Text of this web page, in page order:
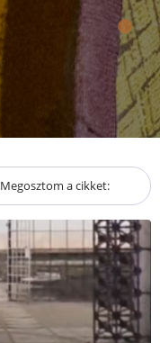
Megosztom a cikket: